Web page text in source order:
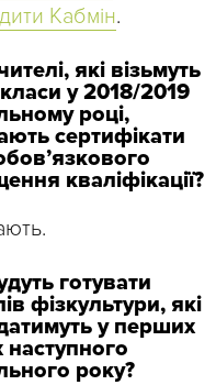
Кабмін.
які візьмуть
у 2018/2019
році,
сертифікати
кваліфікації?
готувати
фізкультури, які
у перших
наступного
року?